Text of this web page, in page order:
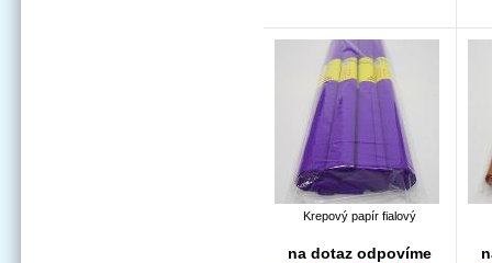
Krepový papír fialový
na dotaz odpovíme